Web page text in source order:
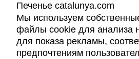
Правовая
Печенье catalunya.com
Мы используем
файлы cookie для анализа
для показа рекламы,
предпочтениям